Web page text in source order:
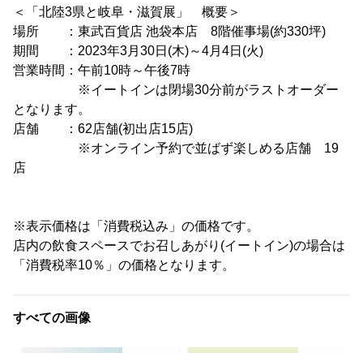
＜「北陸3県と岐阜・滋賀展」 概要＞
場所 ：東武百貨店 池袋本店 8階催事場(約330坪)
期間 ：2023年3月30日(木)～4月4日(火)
営業時間：午前10時～午後7時
※イートインは閉場30分前がラストオーダー
となります。
店舗 ：62店舗(初出店15店)
※オンライン予約で並ばず楽しめる店舗 19
店
※表示価格は「消費税込み」の価格です。
店内の飲食スペースでお召しあがり(イートイン)の場合は
「消費税率10％」の価格となります。
すべての画像